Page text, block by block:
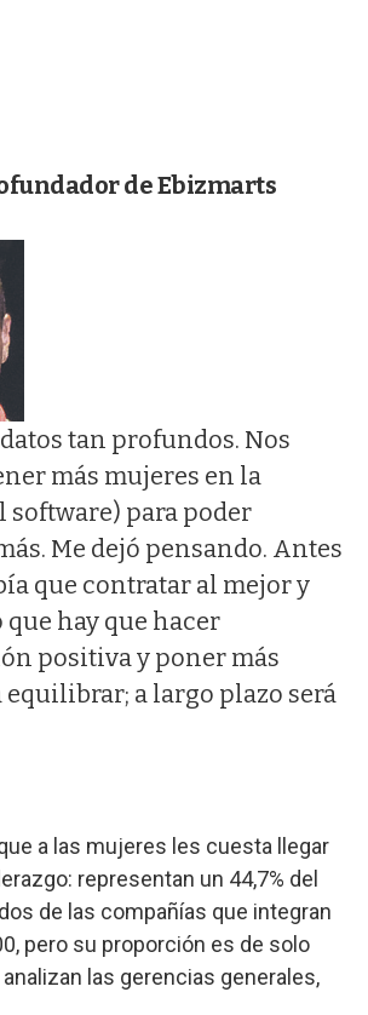
de Ebizmarts
tan profundos. Nos
más mujeres en la
software) para poder
Me dejó pensando. Antes
que contratar al mejor y
hay que hacer
positiva y poner más
equilibrar; a largo plazo será
a las mujeres les cuesta llegar
representan un 44,7% del
de las compañías que integran
pero su proporción es de solo
las gerencias generales,